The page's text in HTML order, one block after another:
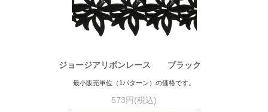
ジョージアリボンレース ブラック
最小販売単位（1パターン）の価格です。
573円(税込)